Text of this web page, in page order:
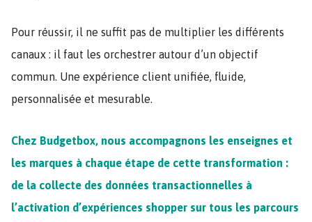
Pour réussir, il ne suffit pas de multiplier les différents
canaux : il faut les orchestrer autour d’un objectif
commun. Une expérience client unifiée, fluide,
personnalisée et mesurable.
Chez Budgetbox, nous accompagnons les enseignes et
les marques à chaque étape de cette transformation :
de la collecte des données transactionnelles à
l’activation d’expériences shopper sur tous les parcours